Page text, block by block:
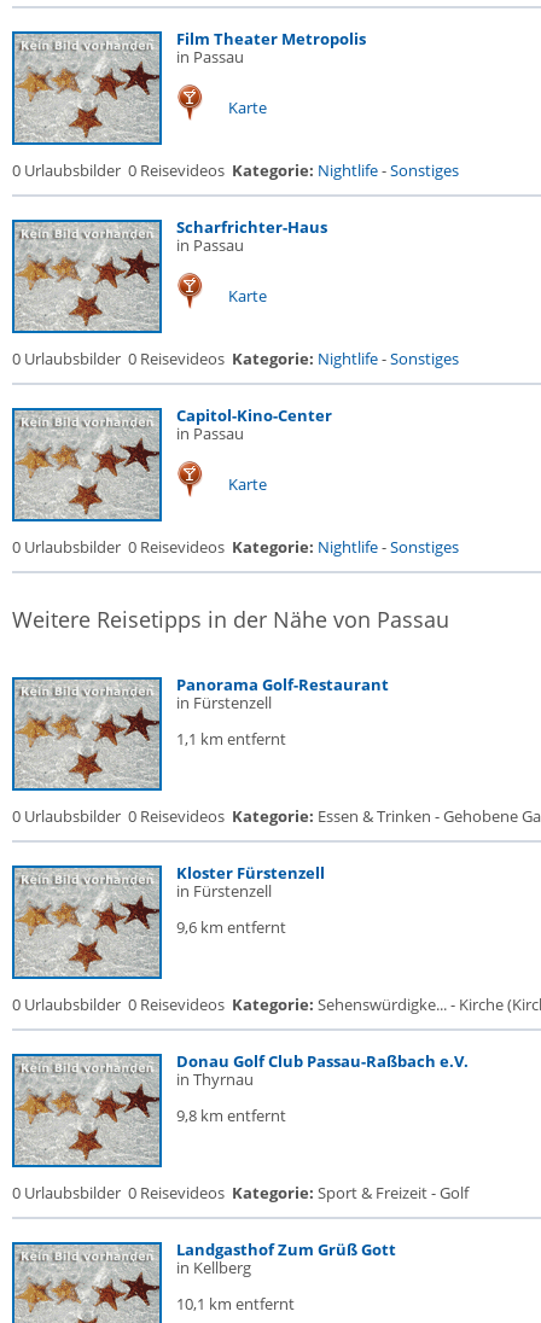
Film Theater Metropolis
in Passau
Karte
0 Urlaubsbilder 0 Reisevideos Kategorie: Nightlife-Sonstiges
Scharfrichter-Haus
in Passau
Karte
0 Urlaubsbilder 0 Reisevideos Kategorie: Nightlife-Sonstiges
Capitol-Kino-Center
in Passau
Karte
0 Urlaubsbilder 0 Reisevideos Kategorie: Nightlife-Sonstiges
Weitere Reisetipps in der Nähe von Passau
Panorama Golf-Restaurant
in Fürstenzell
1,1 km entfernt
0 Urlaubsbilder 0 Reisevideos Kategorie: Essen & Trinken - Gehobene
Kloster Fürstenzell
in Fürstenzell
9,6 km entfernt
0 Urlaubsbilder 0 Reisevideos Kategorie: Sehenswürdigke... - Kirche
Donau Golf Club Passau-Raßbach e.V.
in Thyrnau
9,8 km entfernt
0 Urlaubsbilder 0 Reisevideos Kategorie: Sport & Freizeit - Golf
Landgasthof Zum Grüß Gott
in Kellberg
10,1 km entfernt